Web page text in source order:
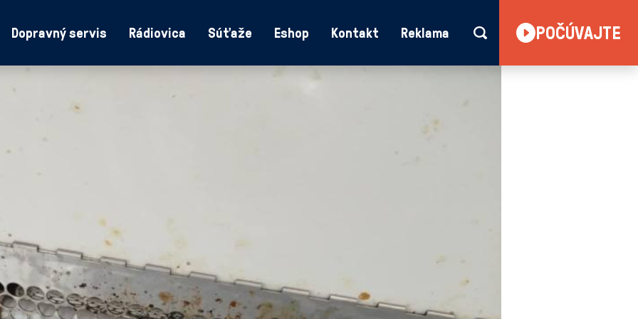
Dopravný servis Rádiovica Súťaže Eshop Kontakt Reklama POČÚVAJTE